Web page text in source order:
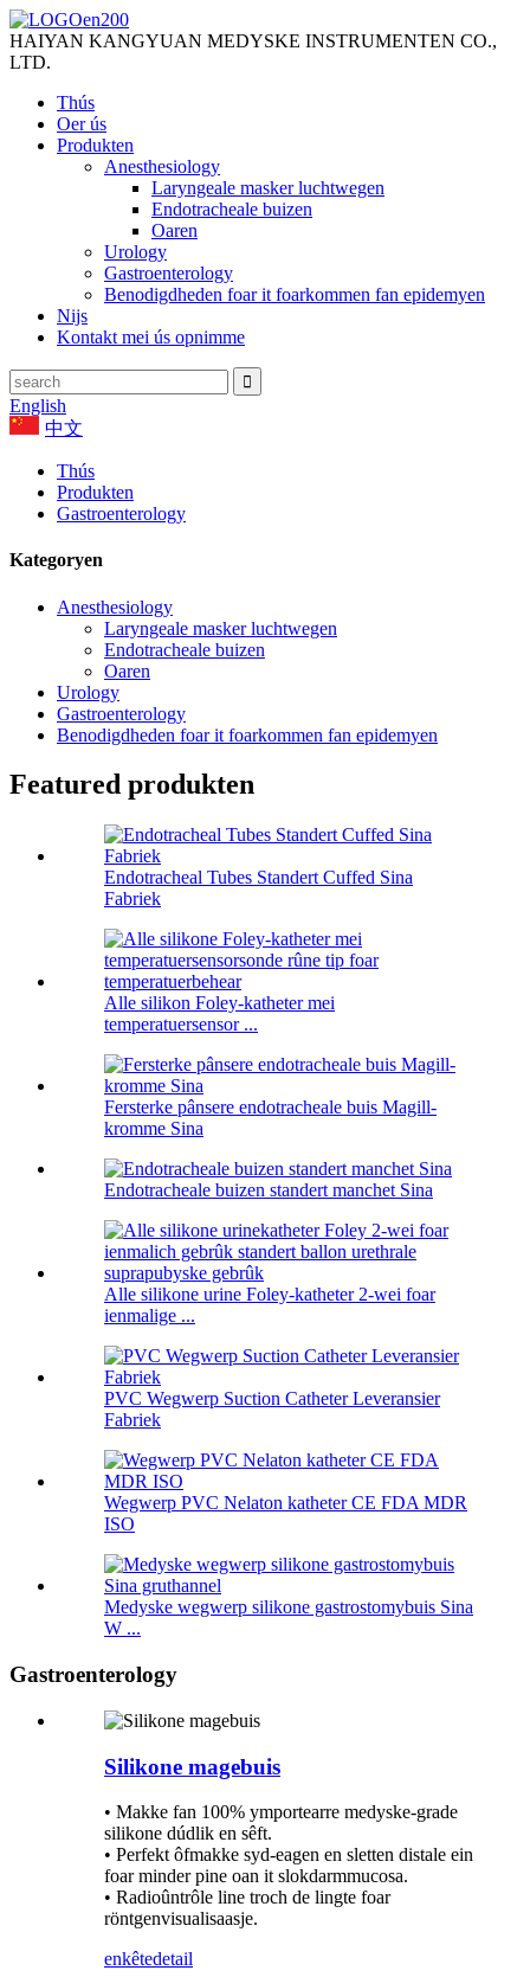
HAIYAN KANGYUAN MEDYSKE INSTRUMENTEN CO.,
LTD.
Thús
Oer ús
Produkten
Anesthesiology
Laryngeale masker luchtwegen
Endotracheale buizen
Oaren
Urology
Gastroenterology
Benodigdheden foar it foarkommen fan epidemyen
Nijs
Kontakt mei ús opnimme
English
中文
Thús
Produkten
Gastroenterology
Kategoryen
Anesthesiology
Laryngeale masker luchtwegen
Endotracheale buizen
Oaren
Urology
Gastroenterology
Benodigdheden foar it foarkommen fan epidemyen
Featured produkten
Endotracheal Tubes Standert Cuffed Sina
Fabriek
Alle silikon Foley-katheter mei
temperatuersensor ...
Fersterke pânsere endotracheale buis Magill-
kromme Sina
Endotracheale buizen standert manchet Sina
Alle silikone urine Foley-katheter 2-wei foar
ienmalige ...
PVC Wegwerp Suction Catheter Leveransier
Fabriek
Wegwerp PVC Nelaton katheter CE FDA MDR
ISO
Medyske wegwerp silikone gastrostomybuis Sina
W ...
Gastroenterology
Silikone magebuis
• Makke fan 100% ymportearre medyske-grade
silikone dúdlik en sêft.
• Perfekt ôfmakke syd-eagen en sletten distale ein
foar minder pine oan it slokdarmmucosa.
• Radioûntrôle line troch de lingte foar
röntgenvisualisaasje.
enkêtedetail